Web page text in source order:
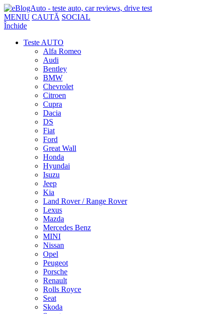
MENIU CAUTĂ SOCIAL
Închide
Teste AUTO
Alfa Romeo
Audi
Bentley
BMW
Chevrolet
Citroen
Cupra
Dacia
DS
Fiat
Ford
Great Wall
Honda
Hyundai
Isuzu
Jeep
Kia
Land Rover / Range Rover
Lexus
Mazda
Mercedes Benz
MINI
Nissan
Opel
Peugeot
Porsche
Renault
Rolls Royce
Seat
Skoda